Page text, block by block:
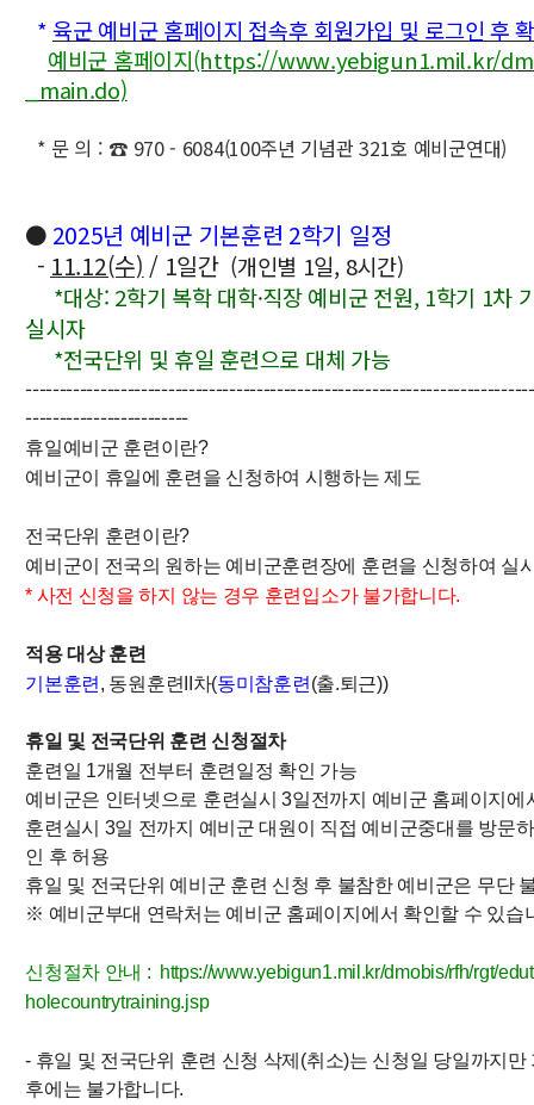
* 육군 예비군 홈페이지 접속후 회원가입 및 로그인 후
예비군 홈페이지(https://www.yebigun1.mil.kr/
_main.do)
* 문 의 : ☎ 970 - 6084(100주년 기념관 321호 예비군연대)
● 2025년 예비군 기본훈련 2학기 일정
- 11.12(수) / 1일간 (개인별 1일, 8시간)
*대상: 2학기 복학 대학·직장 예비군 전원, 1학기 1차
실시자
*전국단위 및 휴일 훈련으로 대체 가능
------------------------
휴일예비군 훈련이란?
예비군이 휴일에 훈련을 신청하여 시행하는 제도
전국단위 훈련이란?
예비군이 전국의 원하는 예비군훈련장에 훈련을 신청하여 실
* 사전 신청을 하지 않는 경우 훈련입소가 불가합니다.
적용 대상 훈련
기본훈련, 동원훈련II차(동미참훈련(출.퇴근))
휴일 및 전국단위 훈련 신청절차
훈련일 1개월 전부터 훈련일정 확인 가능
예비군은 인터넷으로 훈련실시 3일전까지 예비군 홈페이지에
훈련실시 3일 전까지 예비군 대원이 직접 예비군중대를 방문
인 후 허용
휴일 및 전국단위 예비군 훈련 신청 후 불참한 예비군은 무단
※ 예비군부대 연락처는 예비군 홈페이지에서 확인할 수 있습
신청절차 안내 : https://www.yebigun1.mil.kr/dmobis/rfh/rgt/
holecountrytraining.jsp
- 휴일 및 전국단위 훈련 신청 삭제(취소)는 신청일 당일까지만
후에는 불가합니다.